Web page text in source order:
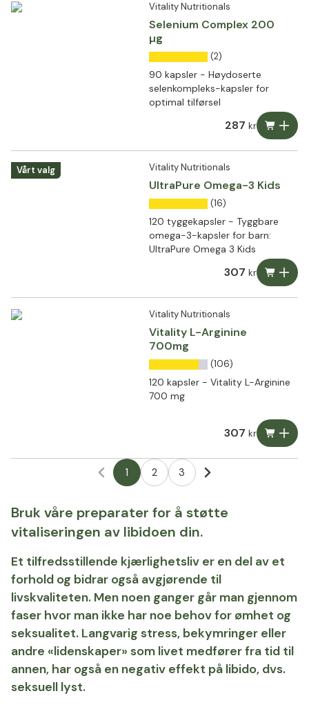
Vitality Nutritionals
Selenium Complex 200
µg
(2)
90 kapsler - Høydoserte
selenkompleks-kapsler for
optimal tilførsel
287 kr
Vårt valg Vitality Nutritionals
UltraPure Omega-3 Kids
(16)
120 tyggekapsler - Tyggbare
omega-3-kapsler for barn:
UltraPure Omega 3 Kids
307 kr
Vitality Nutritionals
Vitality L-Arginine
700mg
(106)
120 kapsler - Vitality L-Arginine
700 mg
307 kr
1 2 3
Bruk våre preparater for å støtte
vitaliseringen av libidoen din.
Et tilfredsstillende kjærlighetsliv er en del av et
forhold og bidrar også avgjørende til
livskvaliteten. Men noen ganger går man gjennom
faser hvor man ikke har noe behov for ømhet og
seksualitet. Langvarig stress, bekymringer eller
andre «lidenskaper» som livet medfører fra tid til
annen, har også en negativ effekt på libido, dvs.
seksuell lyst.